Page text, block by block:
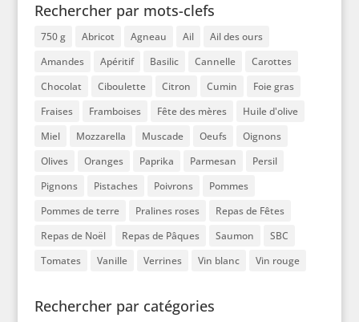
Rechercher par mots-clefs
750 g Abricot Agneau Ail
Ail des ours
Amandes
Apéritif Basilic Cannelle
Carottes
Chocolat
Ciboulette Citron Cumin
Foie gras
Fraises
Framboises Fête des mères
Huile d'olive
Miel
Mozzarella Muscade Oeufs
Oignons
Olives
Oranges Paprika Parmesan
Persil
Pignons
Pistaches Poivrons
Pommes
Pommes de terre
Pralines roses
Repas de Fêtes
Repas de Noël
Repas de Pâques Saumon
SBC
Tomates
Vanille Verrines Vin blanc Vin rouge
Rechercher par catégories